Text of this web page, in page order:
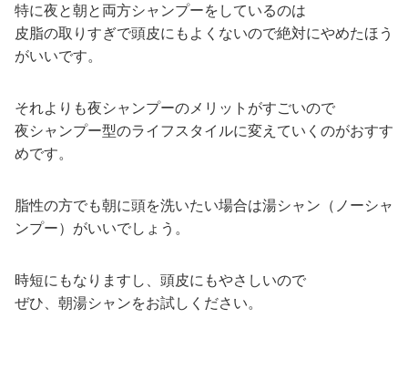
特に夜と朝と両方シャンプーをしているのは
皮脂の取りすぎで頭皮にもよくないので絶対にやめたほう
がいいです。
それよりも夜シャンプーのメリットがすごいので
夜シャンプー型のライフスタイルに変えていくのがおすす
めです。
脂性の方でも朝に頭を洗いたい場合は湯シャン（ノーシャ
ンプー）がいいでしょう。
時短にもなりますし、頭皮にもやさしいので
ぜひ、朝湯シャンをお試しください。